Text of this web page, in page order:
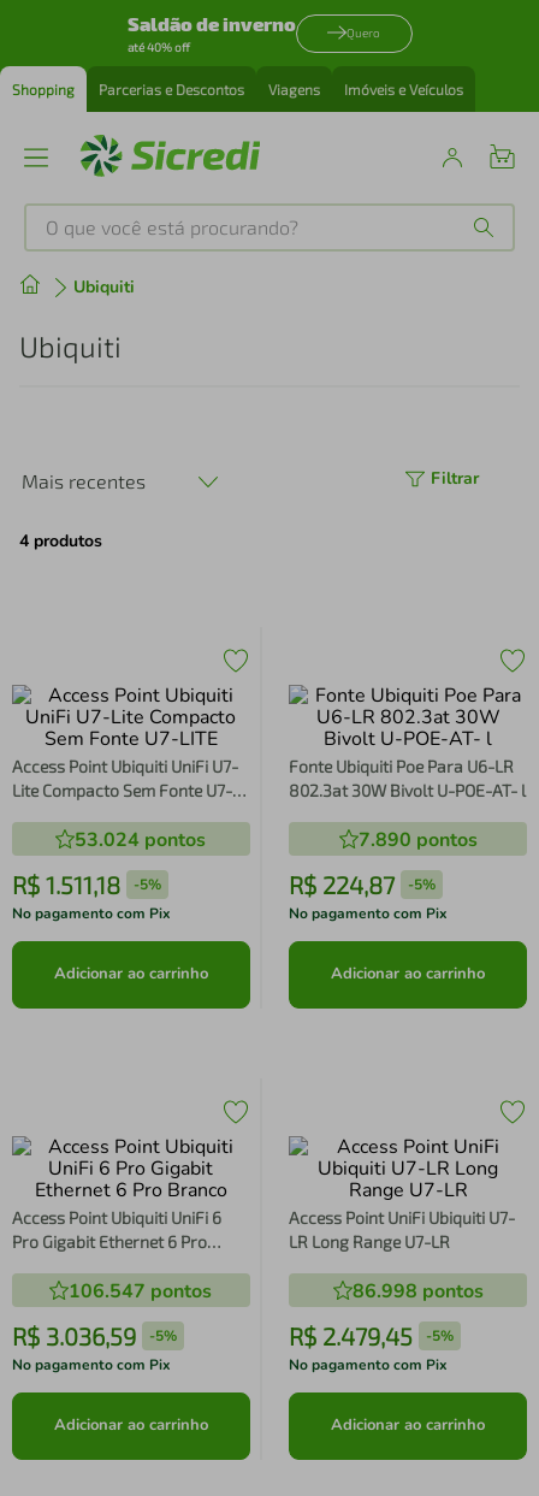
Saldão de inverno
até 40% off
Quero
Shopping Parcerias e Descontos Viagens Imóveis e Veículos
O que você está procurando?
Ubiquiti
Ubiquiti
Mais recentes Filtrar
4 produtos
Access Point Ubiquiti UniFi U7-
Lite Compacto Sem Fonte U7-
53.024 pontos
R$ 1.511,18 -5%
No pagamento com Pix
Adicionar ao carrinho
Fonte Ubiquiti Poe Para U6-LR
802.3at 30W Bivolt U-POE-AT- l
7.890 pontos
R$ 224,87 -5%
No pagamento com Pix
Adicionar ao carrinho
Access Point Ubiquiti UniFi 6
Pro Gigabit Ethernet 6 Pro
106.547 pontos
R$ 3.036,59 -5%
No pagamento com Pix
Adicionar ao carrinho
Access Point UniFi Ubiquiti U7-
LR Long Range U7-LR
86.998 pontos
R$ 2.479,45 -5%
No pagamento com Pix
Adicionar ao carrinho
Produtos mais buscados
tenis
perfume
4º air fryer